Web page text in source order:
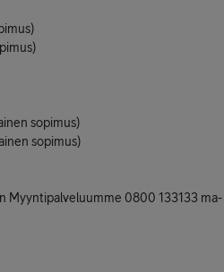
sopimus)
sopimus)
Myyntipalveluumme 0800 133133 ma-